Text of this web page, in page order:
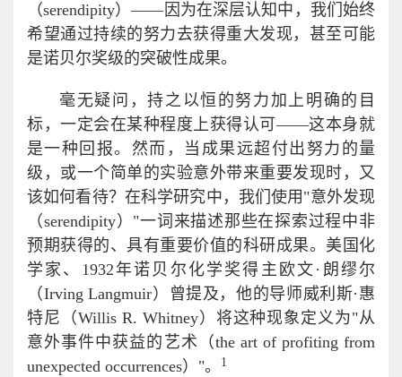
（serendipity）——因为在深层认知中，我们始终
希望通过持续的努力去获得重大发现，甚至可能
是诺贝尔奖级的突破性成果。
毫无疑问，持之以恒的努力加上明确的目
标，一定会在某种程度上获得认可——这本身就
是一种回报。然而，当成果远超付出努力的量
级，或一个简单的实验意外带来重要发现时，又
该如何看待？在科学研究中，我们使用"意外发现
（serendipity）"一词来描述那些在探索过程中非
预期获得的、具有重要价值的科研成果。美国化
学家、1932年诺贝尔化学奖得主欧文·朗缪尔
（Irving Langmuir）曾提及，他的导师威利斯·惠
特尼（Willis R. Whitney）将这种现象定义为"从
意外事件中获益的艺术（the art of profiting from
unexpected occurrences）"。
1